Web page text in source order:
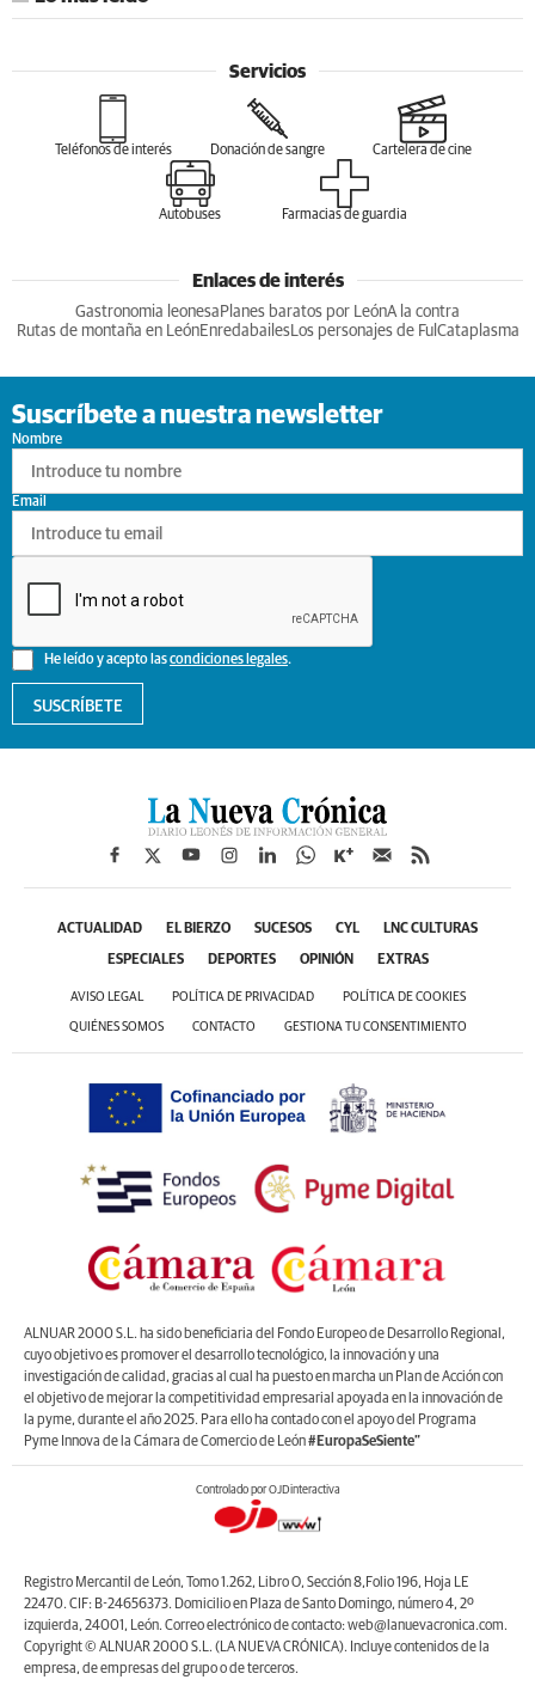
Servicios
Teléfonos de interés Donación de sangre Cartelera de cine
Autobuses Farmacias de guardia
Enlaces de interés
Gastronomia leonesa Planes baratos por LeónA la contra
Rutas de montaña en LeónEnredabailesLos personajes de Ful Cataplasma
Suscríbete a nuestra newsletter
Nombre
He leído y acepto lascondiciones legales.
Email
SUSCRÍBETE
ACTUALIDAD EL BIERZO SUCESOS CYL LNC CULTURAS
ESPECIALES DEPORTES OPINIÓN EXTRAS
AVISO LEGAL POLÍTICA DE PRIVACIDAD POLÍTICA DE COOKIES
QUIÉNES SOMOS CONTACTO GESTIONA TU CONSENTIMIENTO
ALNUAR 2000 S.L. ha sido beneficiaria del Fondo Europeo de Desarrollo Regional,
cuyo objetivo es promover el desarrollo tecnológico, la innovación y una
investigación de calidad, gracias al cual ha puesto en marcha un Plan de Acción con
el objetivo de mejorar la competitividad empresarial apoyada en la innovación de
la pyme, durante el año 2025. Para ello ha contado con el apoyo del Programa
Pyme Innova de la Cámara de Comercio de León#EuropaSeSiente”
Controlado por OJDinteractiva
Registro Mercantil de León, Tomo 1.262, Libro O, Sección 8,Folio 196, Hoja LE
22470. CIF: B-24656373. Domicilio en Plaza de Santo Domingo, número 4, 2º
izquierda, 24001, León. Correo electrónico de contacto: web@lanuevacronica.com.
Copyright © ALNUAR 2000 S.L. (LA NUEVA CRÓNICA). Incluye contenidos de la
empresa, de empresas del grupo o de terceros.